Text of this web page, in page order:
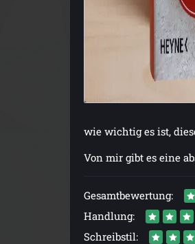
wie wichtig es ist,
Von mir gibt es eine
Gesamtbewertung:
Handlung:
Schreibstil: